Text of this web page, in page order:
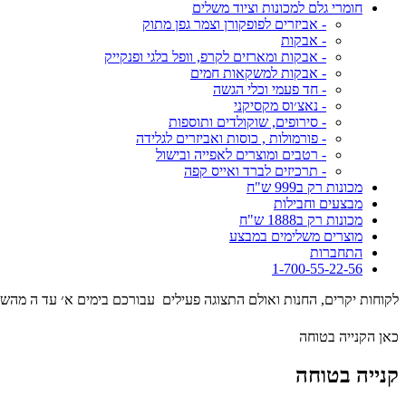
חומרי גלם למכונות וציוד משלים
- אביזרים לפופקורן וצמר גפן מתוק
- אבקות
- אבקות ומארזים לקרפ, וופל בלגי ופנקייק
- אבקות למשקאות חמים
- חד פעמי וכלי הגשה
- נאצ׳וס מקסיקני
- סירופים, שוקולדים ותוספות
- פורמולות , כוסות ואביזרים לגלידה
- רטבים ומוצרים לאפייה ובישול
- תרכיזים לברד ואייס קפה
מכונות רק ב999 ש"ח
מבצעים וחבילות
מכונות רק ב1888 ש"ח
מוצרים משלימים במבצע
התחברות
1-700-55-22-56
לקוחות יקרים, החנות ואולם התצוגה פעילים עבורכם בימים א׳ עד ה מהשעה 09:00 עד השעה 17:00 . המסילה
כאן הקנייה בטוחה
קנייה בטוחה